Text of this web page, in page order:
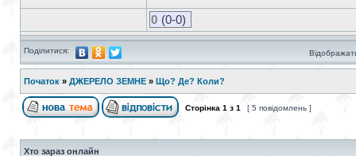
0 (0-0)
Поділитися:
Початок » ДЖЕРЕЛО ЗЕМНЕ » Що? Де? Коли?
Сторінка 1 з 1 [ 5 повідомлень ]
Хто зараз онлайн